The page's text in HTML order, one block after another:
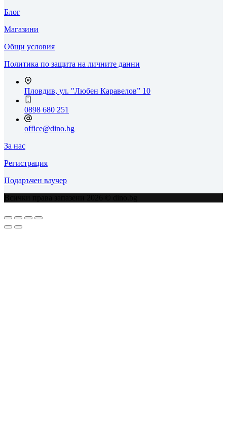
Блог
Магазини
Общи условия
Политика по защита на личните данни
Пловдив, ул. "Любен Каравелов” 10
0898 680 251
office@dino.bg
За нас
Регистрация
Подаръчен ваучер